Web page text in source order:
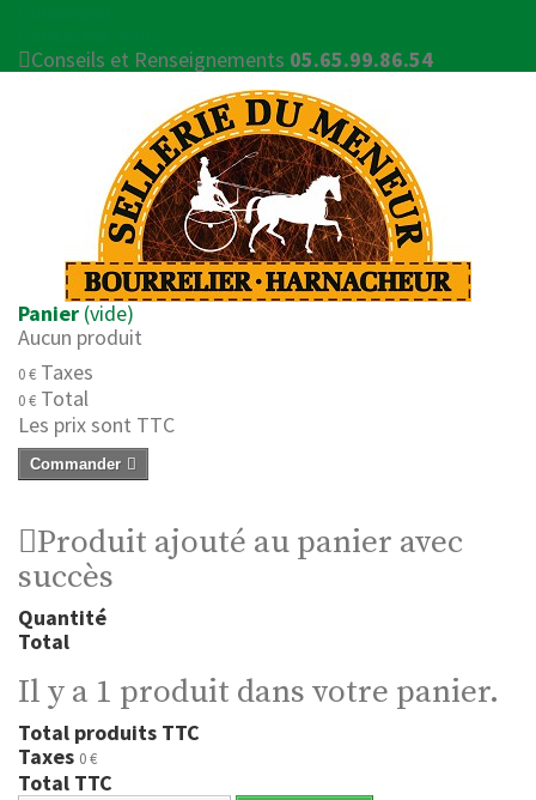
Conseils et Renseignements 05.65.99.86.54
Panier (vide)
Aucun produit
0 € Taxes
0 € Total
Les prix sont TTC
Commander
Produit ajouté au panier avec
succès
Quantité
Total
Il y a 1 produit dans votre panier.
Total produits TTC
Taxes 0 €
Total TTC